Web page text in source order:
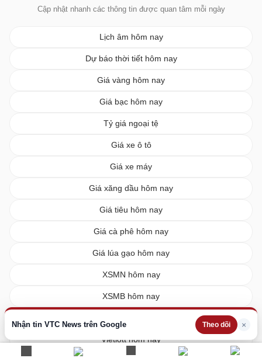
Nhận tin VTC News trên Google Theo dõi ×
Cập nhật nhanh các thông tin được quan tâm mỗi ngày
Lịch âm hôm nay
Dự báo thời tiết hôm nay
Giá vàng hôm nay
Giá bạc hôm nay
Tỷ giá ngoại tệ
Giá xe ô tô
Giá xe máy
Giá xăng dầu hôm nay
Giá tiêu hôm nay
Giá cà phê hôm nay
Giá lúa gạo hôm nay
XSMN hôm nay
XSMB hôm nay
Vietlott hôm nay